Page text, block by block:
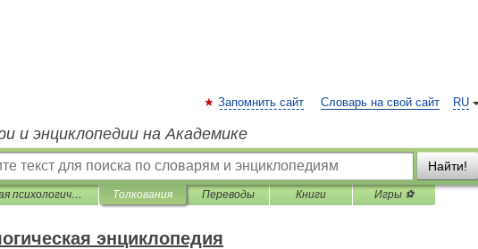
RU
Запомнить сайт Словарь на свой сайт
и энциклопедии на Академике
Найти!
Большая психологическая энциклопедия Толкования Переводы Книги Игры ⚽
энциклопедия